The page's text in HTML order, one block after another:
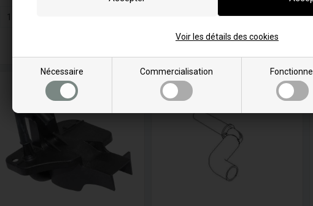
Nécessaire Commercialisation Fonctionnel
Voir les détails des cookies
Livraison 5-7
Ajouter au
En stock
Livraison 5-7